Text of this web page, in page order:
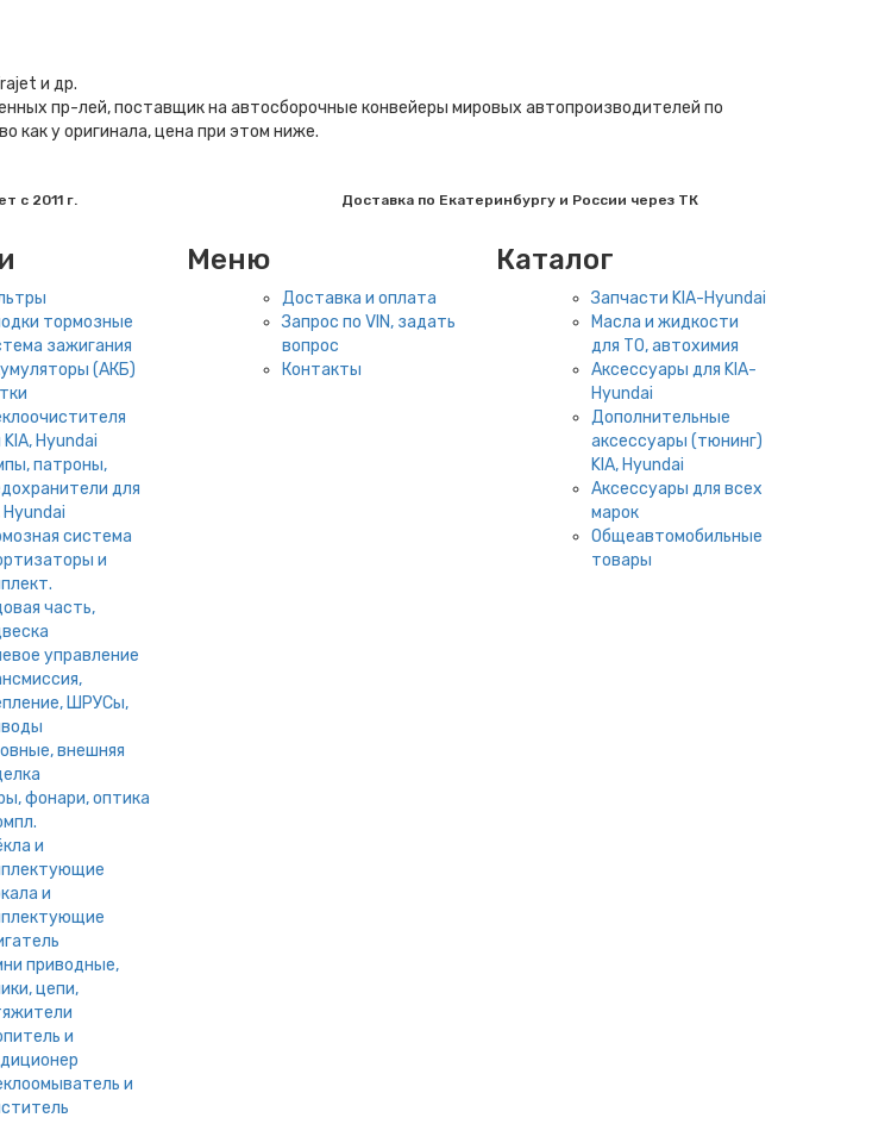
и др.
пр-лей, поставщик на автосборочные конвейеры мировых автопроизводителей по
как у оригинала, цена при этом ниже.
с 2011 г. Доставка по Екатеринбургу и России через ТК
тормозные
зажигания
(АКБ)
Hyundai
патроны,
для
Hyundai
система
и
часть,
управление
ШРУСы,
внешняя
фонари, оптика
и
и
приводные,
цепи,
и
и
Меню
Доставка и оплата
Запрос по VIN, задать
вопрос
Контакты
Каталог
Запчасти KIA-Hyundai
Масла и жидкости
для ТО, автохимия
Аксессуары для KIA-
Hyundai
Дополнительные
аксессуары (тюнинг)
KIA, Hyundai
Аксессуары для всех
марок
Общеавтомобильные
товары